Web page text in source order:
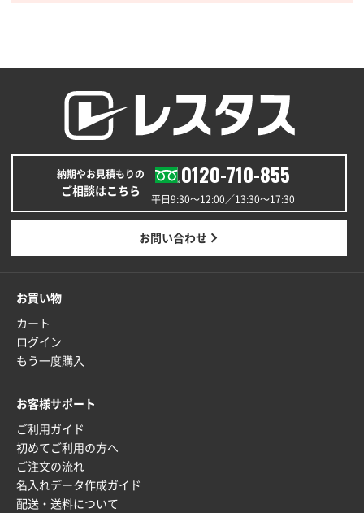
福島県W社様
A4バインダー(2ツ折) 300枚
2025年12月24日 14:43
以前の注文も含め価格と品質
青森県K社様
ワンポイントポリ袋 A4サイズ1000枚
2025年12月24日 13:22
東京都M社様
価格と納期が希望に合ったから
神奈川県S社様
ワンポイント箔押し紙袋 M横サイズ(A4対応)
枚
2025年12月16日 10:39
短納期対応が素晴らしい
納期やお見積もりの
ご相談はこちら
0120-710-855
平日9:30〜12:00／13:30〜17:30
お問い合わせ
お買い物
カート
ログイン
もう一度購入
お客様サポート
ご利用ガイド
初めてご利用の方へ
ご注文の流れ
名入れデータ作成ガイド
配送・送料について